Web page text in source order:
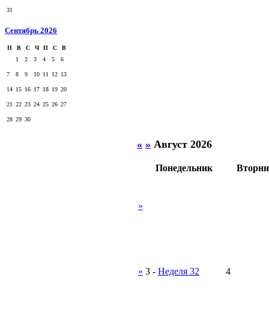
31
Сентябрь 2026
П В С Ч П С
В
1
2 3 4 5 6
7 8 9 10 11 12 13
14 15 16 17 18 19 20
21 22 23 24 25 26 27
28 29 30
« » Август 2026
Понедельник
»
» 3 - Неделя 32 4